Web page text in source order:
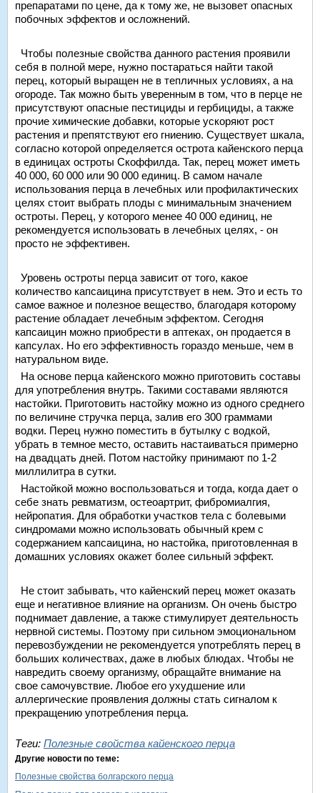
препаратами по цене, да к тому же, не вызовет опасных
побочных эффектов и осложнений.
Чтобы полезные свойства данного растения проявили
себя в полной мере, нужно постараться найти такой
перец, который выращен не в тепличных условиях, а на
огороде. Так можно быть уверенным в том, что в перце не
присутствуют опасные пестициды и гербициды, а также
прочие химические добавки, которые ускоряют рост
растения и препятствуют его гниению. Существует шкала,
согласно которой определяется острота кайенского перца
в единицах остроты Скоффилда. Так, перец может иметь
40 000, 60 000 или 90 000 единиц. В самом начале
использования перца в лечебных или профилактических
целях стоит выбрать плоды с минимальным значением
остроты. Перец, у которого менее 40 000 единиц, не
рекомендуется использовать в лечебных целях, - он
просто не эффективен.
Уровень остроты перца зависит от того, какое
количество капсаицина присутствует в нем. Это и есть то
самое важное и полезное вещество, благодаря которому
растение обладает лечебным эффектом. Сегодня
капсаицин можно приобрести в аптеках, он продается в
капсулах. Но его эффективность гораздо меньше, чем в
натуральном виде.
На основе перца кайенского можно приготовить составы
для употребления внутрь. Такими составами являются
настойки. Приготовить настойку можно из одного среднего
по величине стручка перца, залив его 300 граммами
водки. Перец нужно поместить в бутылку с водкой,
убрать в темное место, оставить настаиваться примерно
на двадцать дней. Потом настойку принимают по 1-2
миллилитра в сутки.
Настойкой можно воспользоваться и тогда, когда дает о
себе знать ревматизм, остеоартрит, фибромиалгия,
нейропатия. Для обработки участков тела с болевыми
синдромами можно использовать обычный крем с
содержанием капсаицина, но настойка, приготовленная в
домашних условиях окажет более сильный эффект.
Не стоит забывать, что кайенский перец может оказать
еще и негативное влияние на организм. Он очень быстро
поднимает давление, а также стимулирует деятельность
нервной системы. Поэтому при сильном эмоциональном
перевозбуждении не рекомендуется употреблять перец в
больших количествах, даже в любых блюдах. Чтобы не
навредить своему организму, обращайте внимание на
свое самочувствие. Любое его ухудшение или
аллергические проявления должны стать сигналом к
прекращению употребления перца.
Теги: Полезные свойства кайенского перца
Другие новости по теме:
Полезные свойства болгарского перца